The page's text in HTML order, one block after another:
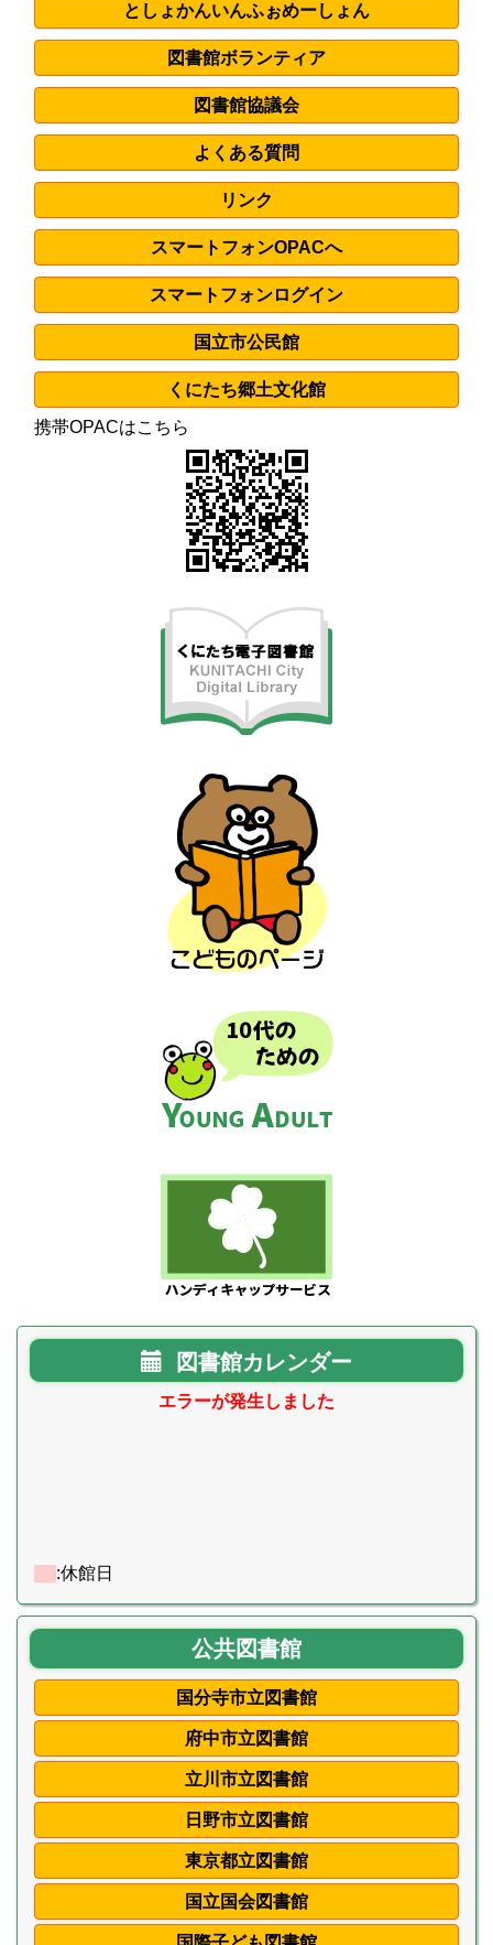
としょかんいんふぉめーしょん
図書館ボランティア
図書館協議会
よくある質問
リンク
スマートフォンOPACへ
スマートフォンログイン
国立市公民館
くにたち郷土文化館
携帯OPACはこちら
図書館カレンダー
エラーが発生しました
:休館日
公共図書館
国分寺市立図書館
府中市立図書館
立川市立図書館
日野市立図書館
東京都立図書館
国立国会図書館